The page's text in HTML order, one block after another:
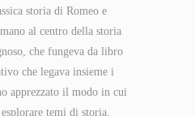
storia di Romeo e
al centro della storia
che fungeva da libro
che legava insieme i
apprezzato il modo in cui
temi di storia,